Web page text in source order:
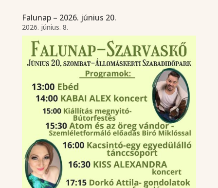
Falunap – 2026. június 20.
2026. június. 8.